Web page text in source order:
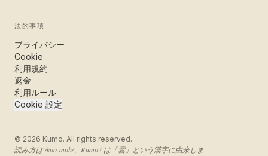
法的事項
プライバシー
Cookie
利用規約
返金
利用ルール
Cookie 設定
© 2026 Kumo. All rights reserved.
読み方は /koo-moh/、Kumo2 は「雲」という漢字に由来しま